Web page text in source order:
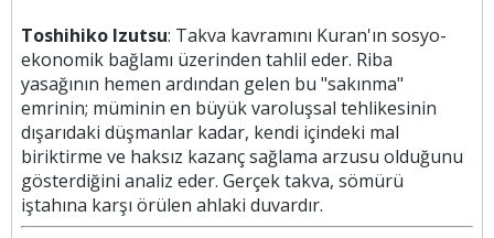
Toshihiko Izutsu: Takva kavramını Kuran'ın sosyo-
ekonomik bağlamı üzerinden tahlil eder. Riba
yasağının hemen ardından gelen bu "sakınma"
emrinin; müminin en büyük varoluşsal tehlikesinin
dışarıdaki düşmanlar kadar, kendi içindeki mal
biriktirme ve haksız kazanç sağlama arzusu olduğunu
gösterdiğini analiz eder. Gerçek takva, sömürü
iştahına karşı örülen ahlaki duvardır.